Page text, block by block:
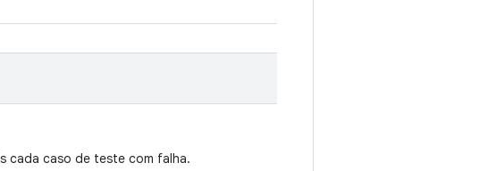
cada caso de teste com falha.